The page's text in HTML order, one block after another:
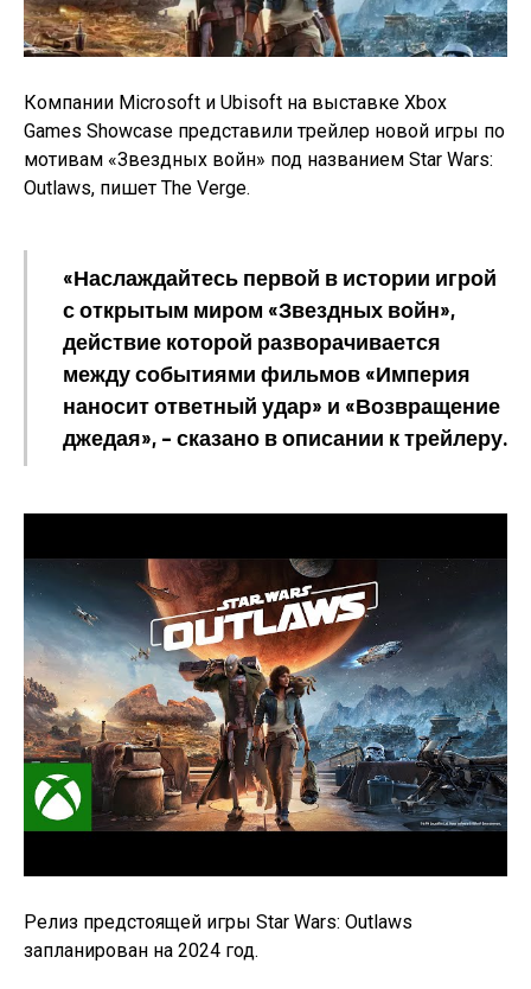
Компании Microsoft и Ubisoft на выставке Xbox
Games Showcase представили трейлер новой игры по
мотивам «Звездных войн» под названием Star Wars:
Outlaws, пишет The Verge.
«Наслаждайтесь первой в истории игрой
с открытым миром «Звездных войн»,
действие которой разворачивается
между событиями фильмов «Империя
наносит ответный удар» и «Возвращение
джедая», – сказано в описании к трейлеру.
Релиз предстоящей игры Star Wars: Outlaws
запланирован на 2024 год.